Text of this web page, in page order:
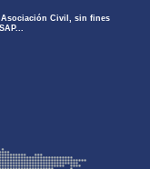
Asociación Civil, sin fines